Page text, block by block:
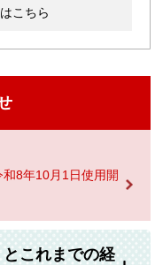
こちら
8年10月1日使用開
これまでの経